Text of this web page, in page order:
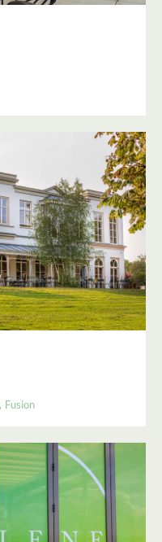
Fusion